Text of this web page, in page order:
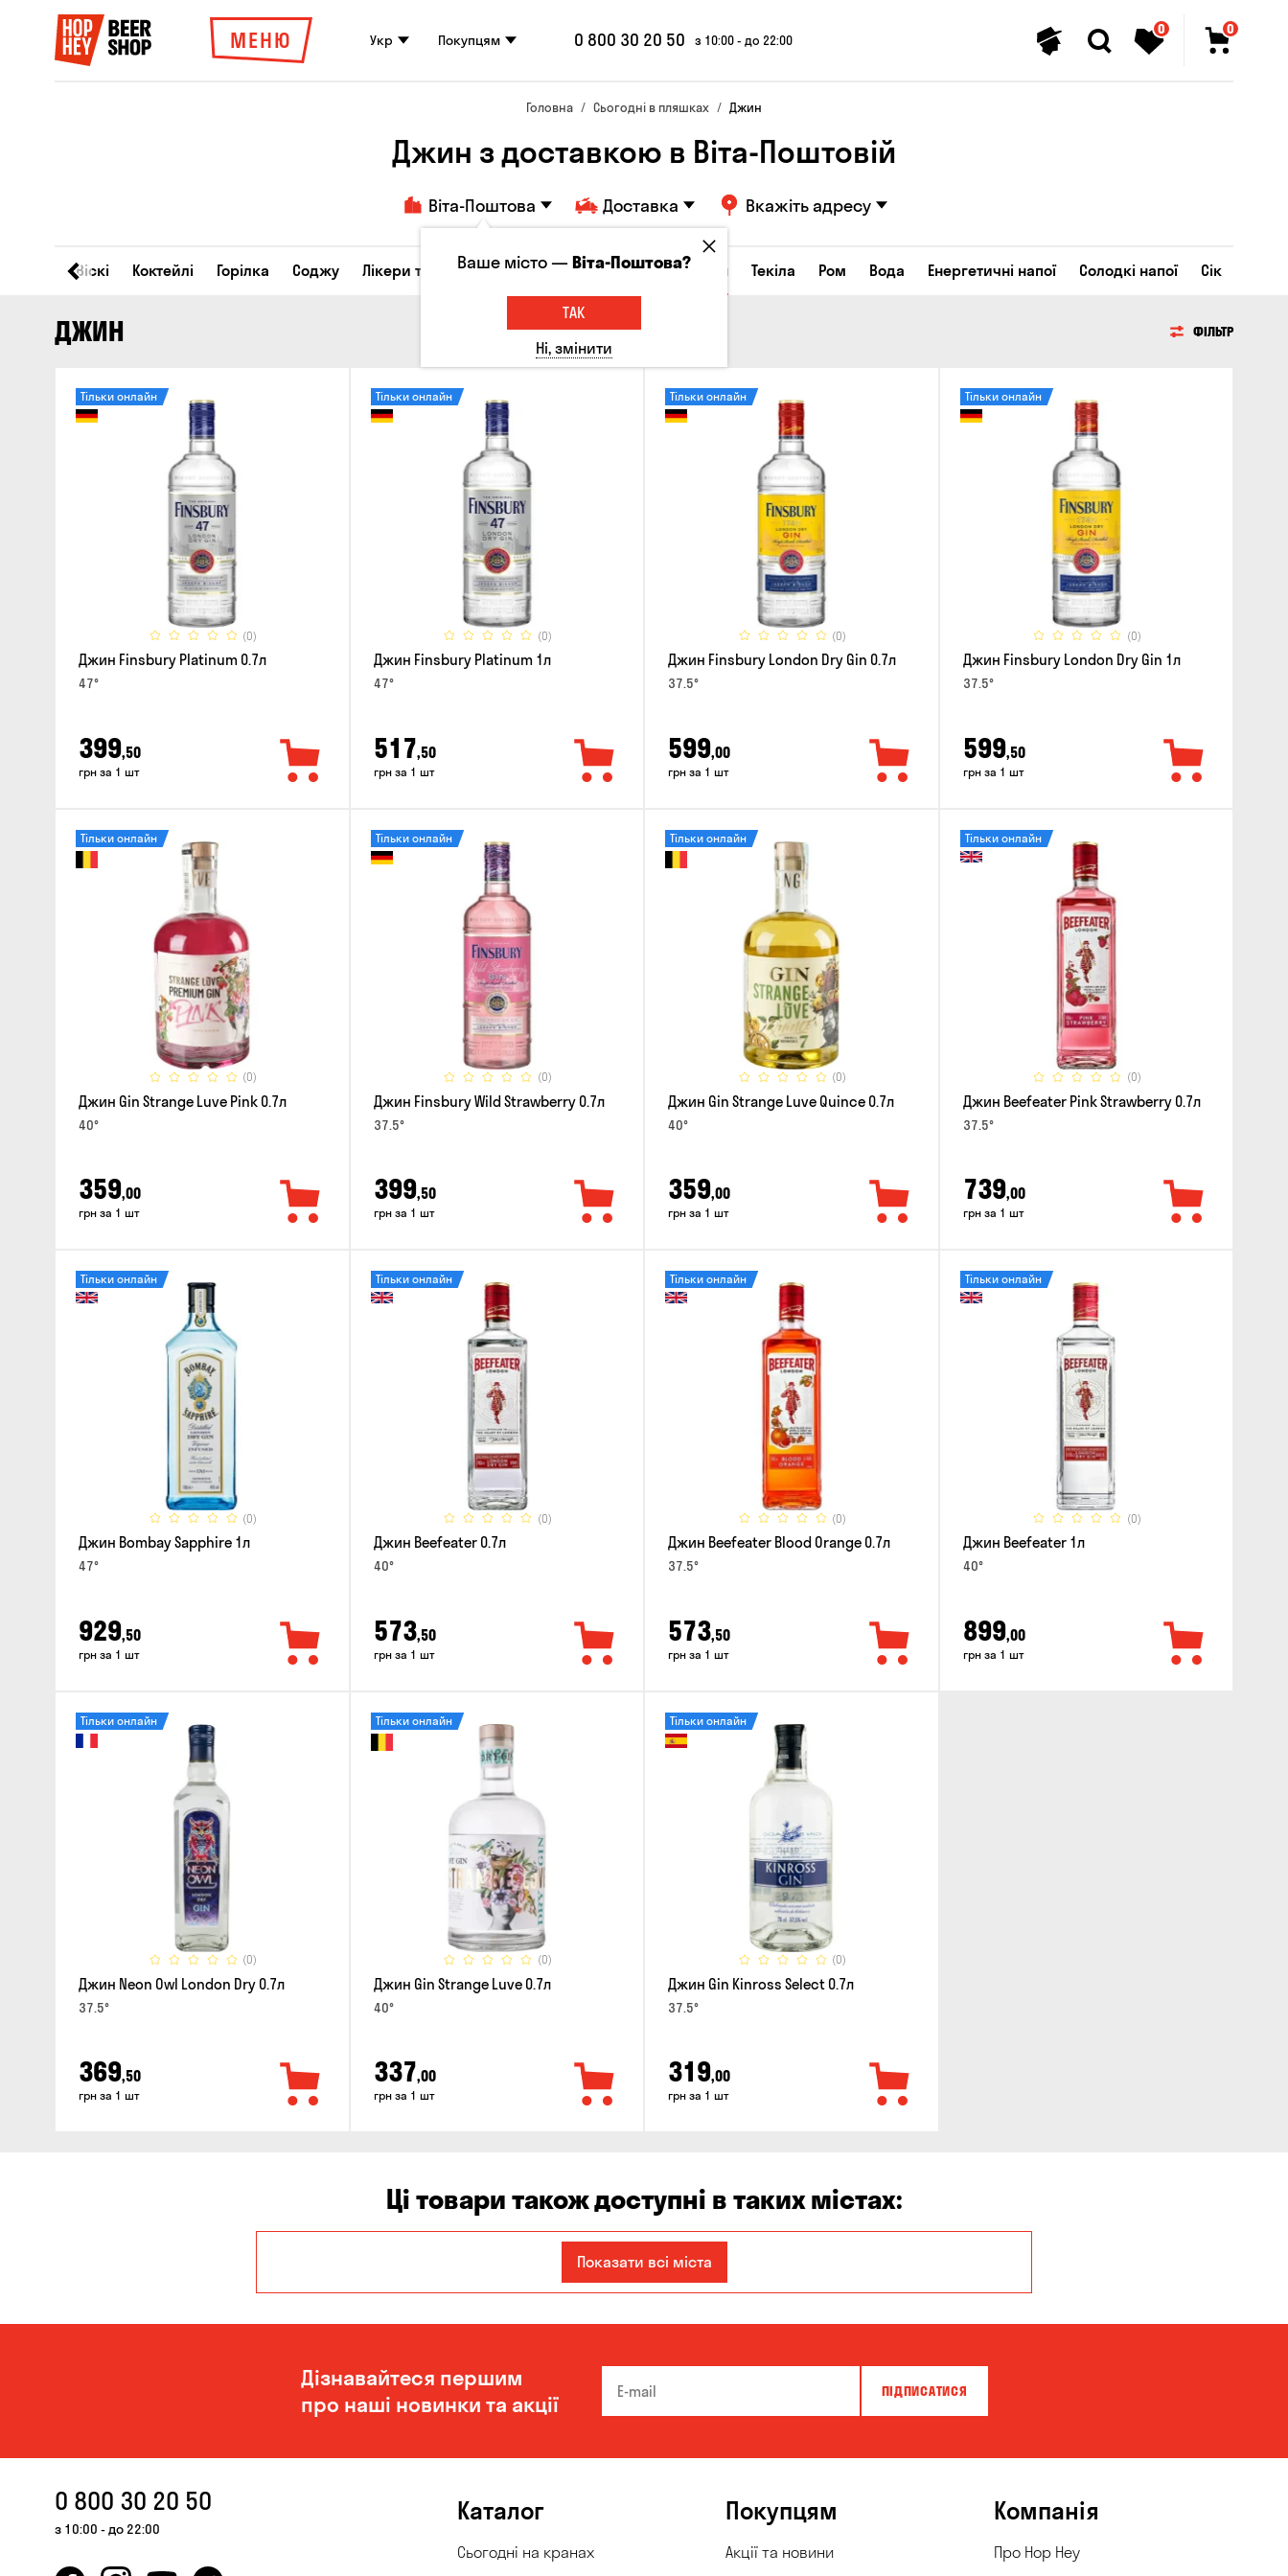
МЕНЮ Укр Покупцям 0 800 30 20 50 з 10:00 - до 22:00
0 0
Головна Сьогодні в пляшках Джин
Джин з доставкою в Віта-Поштовій
Віта-Поштова Доставка Вкажіть адресу
Віскі Коктейлі Горілка Соджу Лікери та настоянки Коньяки та бренді Джин Текіла Ром Вода Енергетичні напої Солодкі напої Сік
ДЖИН ФІЛЬТР
(0)
Тільки онлайн
Джин Finsbury Platinum 0.7л
47°
399,50
грн за 1 шт
(0)
Тільки онлайн
Джин Finsbury Platinum 1л
47°
517,50
грн за 1 шт
(0)
Тільки онлайн
Джин Finsbury London Dry Gin 0.7л
37.5°
599,00
грн за 1 шт
(0)
Тільки онлайн
Джин Finsbury London Dry Gin 1л
37.5°
599,50
грн за 1 шт
(0)
Тільки онлайн
Джин Gin Strange Luve Pink 0.7л
40°
359,00
грн за 1 шт
(0)
Тільки онлайн
Джин Finsbury Wild Strawberry 0.7л
37.5°
399,50
грн за 1 шт
(0)
Тільки онлайн
Джин Gin Strange Luve Quince 0.7л
40°
359,00
грн за 1 шт
(0)
Тільки онлайн
Джин Beefeater Pink Strawberry 0.7л
37.5°
739,00
грн за 1 шт
(0)
Тільки онлайн
Джин Bombay Sapphire 1л
47°
929,50
грн за 1 шт
(0)
Тільки онлайн
Джин Beefeater 0.7л
40°
573,50
грн за 1 шт
(0)
Тільки онлайн
Джин Beefeater Blood Orange 0.7л
37.5°
573,50
грн за 1 шт
(0)
Тільки онлайн
Джин Beefeater 1л
40°
899,00
грн за 1 шт
(0)
Тільки онлайн
Джин Neon Owl London Dry 0.7л
37.5°
369,50
грн за 1 шт
(0)
Тільки онлайн
Джин Gin Strange Luve 0.7л
40°
337,00
грн за 1 шт
(0)
Тільки онлайн
Джин Gin Kinross Select 0.7л
37.5°
319,00
грн за 1 шт
Ці товари також доступні в таких містах:
Кам'янське
Миколаїв Одеса Олександрівка Чорноморськ
Показати всі міста
Дізнавайтеся першим
про наші новинки та акції
ПІДПИСАТИСЯ
0 800 30 20 50
з 10:00 - до 22:00
Каталог
Сьогодні на кранах
Покупцям
Акції та новини
Компанія
Про Hop Hey
Ваше місто —Віта-Поштова?
ТАК
Ні, змінити